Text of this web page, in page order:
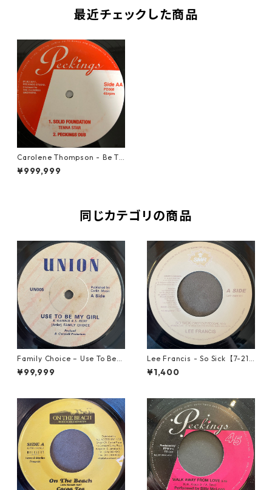
最近チェックした商品
Carolene Thompson - Be Th
ankful 【12-50006】
¥999,999
同じカテゴリの商品
Family Choice – Use To Be
My Girl【7-22004】
¥99,999
Lee Francis - So Sick【7-219
25】
¥1,400